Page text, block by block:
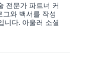
전문가 파트너 커
그와 백서를 작성
니다. 아울러 소셜